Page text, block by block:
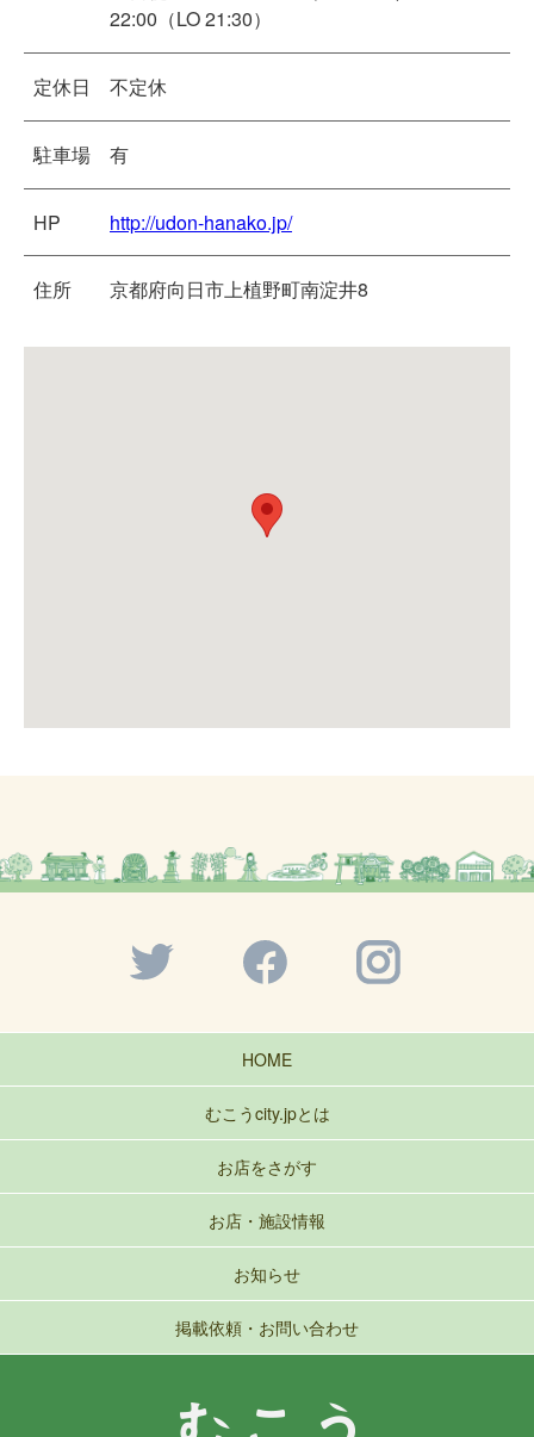
22:00（LO 21:30）
定休日 不定休
駐車場 有
HP http://udon-hanako.jp/
住所 京都府向日市上植野町南淀井8
HOME
むこうcity.jpとは
お店をさがす
お店・施設情報
お知らせ
掲載依頼・お問い合わせ